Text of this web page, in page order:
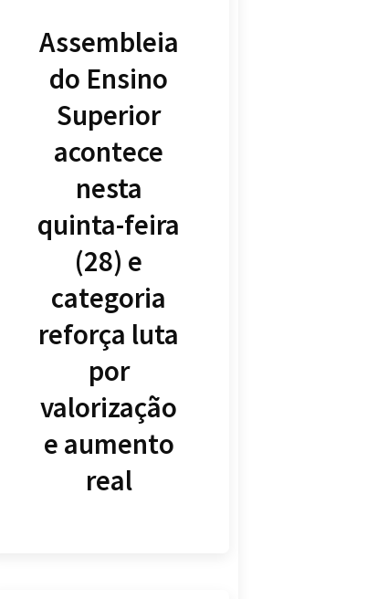
Assembleia
do Ensino
Superior
acontece
nesta
quinta-feira
(28) e
categoria
reforça luta
por
valorização
e aumento
real